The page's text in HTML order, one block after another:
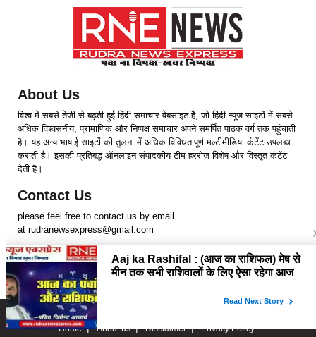
About Us
विश्व में सबसे तेजी से बढ़ती हुई हिंदी समाचार वेबसाइट है, जो हिंदी न्यूज साइटों में सबसे
अधिक विश्वसनीय, प्रामाणिक और निष्पक्ष समाचार अपने समर्पित पाठक वर्ग तक पहुंचाती
है। यह अन्य भाषाई साइटों की तुलना में अधिक विविधतापूर्ण मल्टीमीडिया कंटेंट उपलब्ध
कराती है। इसकी प्रतिबद्ध ऑनलाइन संपादकीय टीम हररोज विशेष और विस्तृत कंटेंट
देती है।
Contact Us
please feel free to contact us by email
at rudranewsexpress@gmail.com
Follow Us
Copyright © 2024 RudraNewsExpress. All rights Reserved.
Home
About us Disclaimer Privacy Policy